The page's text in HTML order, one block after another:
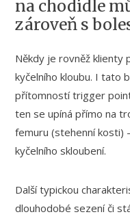
na chodidle
zároveň s
Někdy je rovněž klienty
kyčelního kloubu. I tato
přítomností trigger
ten se upíná přímo na
femuru (stehenní kosti)
kyčelního skloubení.
Další typickou
dlouhodobé sezení či